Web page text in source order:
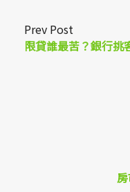
Prev Post
限貸誰最苦？銀行挑